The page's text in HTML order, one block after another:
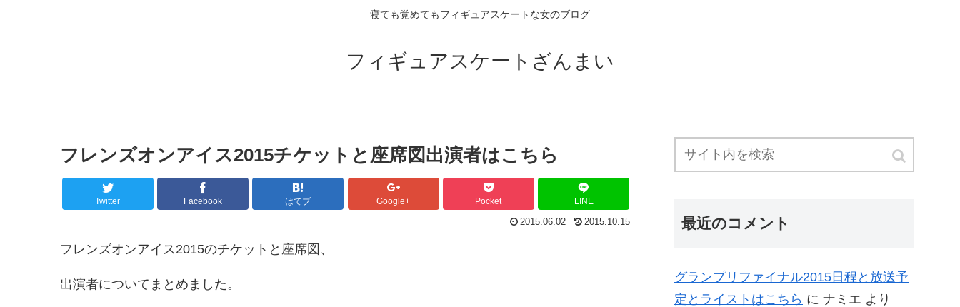
寝ても覚めてもフィギュアスケートな女のブログ
フィギュアスケートざんまい
フレンズオンアイス2015チケットと座席図出演者はこちら
Twitter Facebook はてブ Google+ Pocket LINE
2015.06.02 2015.10.15
フレンズオンアイス2015のチケットと座席図、
出演者についてまとめました。
最近のコメント
グランプリファイナル2015日程と放送予
定とライストはこちら に ナミエ より